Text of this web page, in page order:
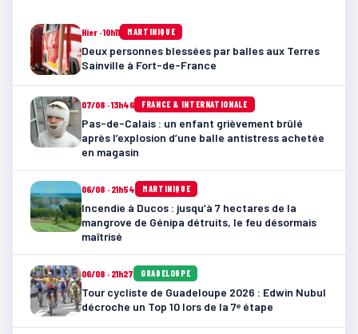
Hier · 10h11 MARTINIQUE
Deux personnes blessées par balles aux Terres
Sainville à Fort-de-France
07/08 · 13h46 FRANCE & INTERNATIONALE
Pas-de-Calais : un enfant grièvement brûlé
après l’explosion d’une balle antistress achetée
en magasin
06/08 · 21h54 MARTINIQUE
Incendie à Ducos : jusqu’à 7 hectares de la
mangrove de Génipa détruits, le feu désormais
maîtrisé
06/08 · 21h27 GUADELOUPE
Tour cycliste de Guadeloupe 2026 : Edwin Nubul
décroche un Top 10 lors de la 7ᵉ étape